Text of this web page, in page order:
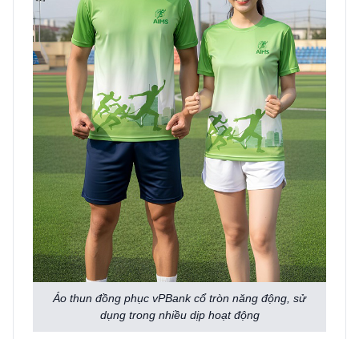
Áo thun đồng phục vPBank cổ tròn năng động, sử
dụng trong nhiều dịp hoạt động